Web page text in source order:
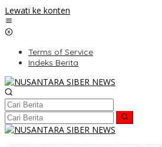
Lewati ke konten
Terms of Service
Indeks Berita